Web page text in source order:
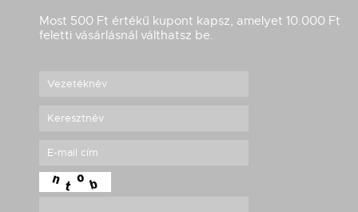
Most 500 Ft értékű kupont kapsz, amelyet 10.000 Ft
feletti vásárlásnál válthatsz be.